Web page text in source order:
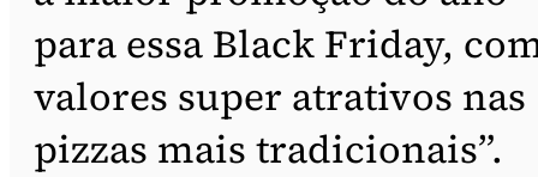
para essa Black Friday,
valores super atrativos nas
pizzas mais tradicionais”.